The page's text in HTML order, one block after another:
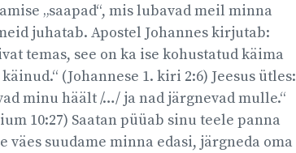
„saapad“, mis lubavad meil minna
juhatab. Apostel Johannes kirjutab:
temas, see on ka ise kohustatud käima
(Johannese 1. kiri 2:6) Jeesus ütles:
minu häält /…/ ja nad järgnevad mulle.“
10:27) Saatan püüab sinu teele panna
väes suudame minna edasi, järgneda oma